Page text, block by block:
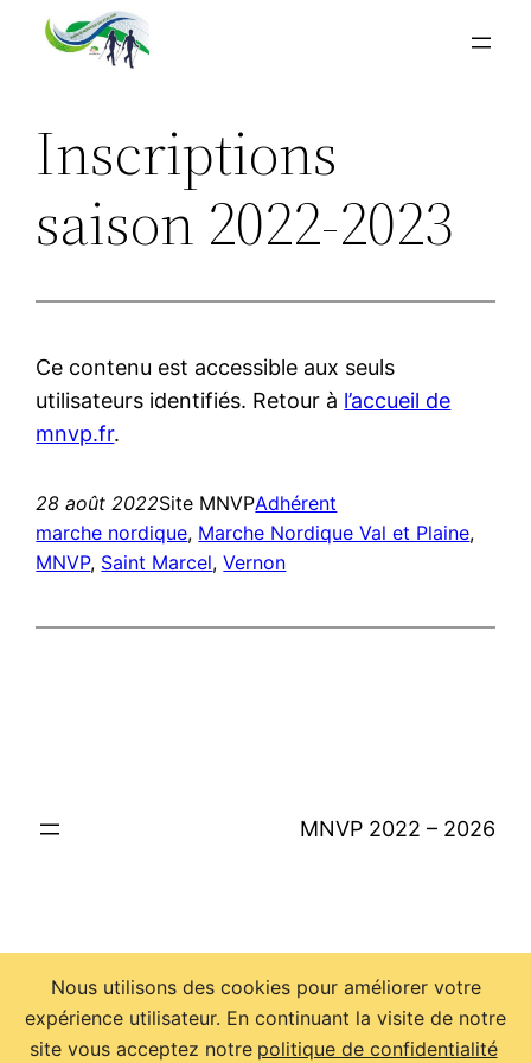
Aller
Inscriptions
saison 2022-2023
Ce contenu est accessible aux seuls
utilisateurs identifiés. Retour à l’accueil de
mnvp.fr.
28 août 2022Site MNVPAdhérent
marche nordique, Marche Nordique Val et Plaine
MNVP, Saint Marcel, Vernon
MNVP 2022 – 2026
Nous utilisons des cookies pour améliorer votre
expérience utilisateur. En continuant la visite de notre
site vous acceptez notre politique de confidentialité